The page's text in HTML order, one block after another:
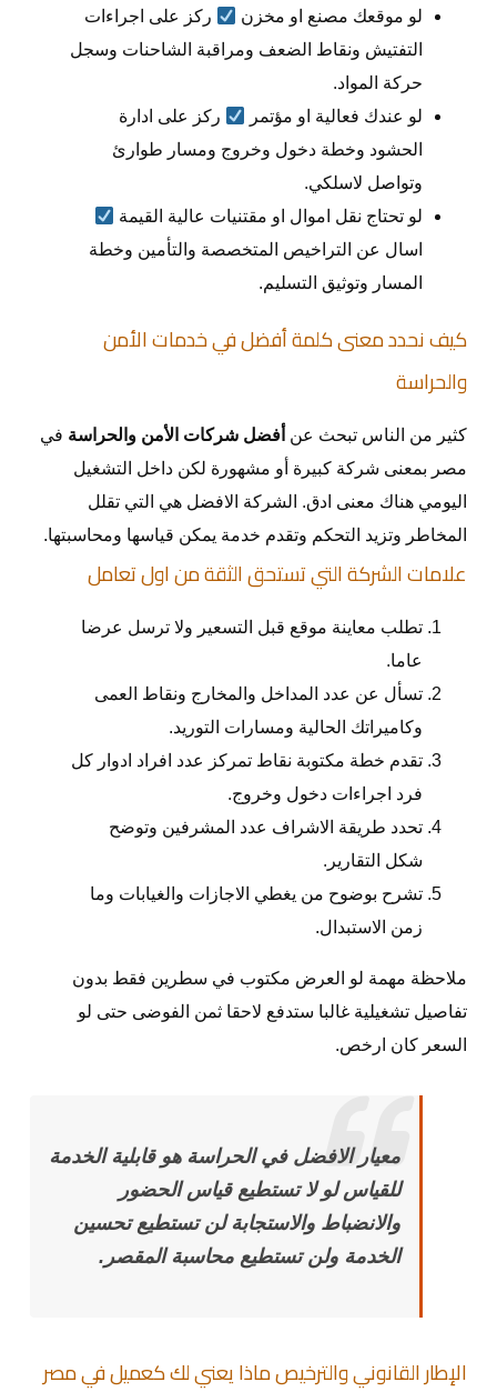
لو موقعك مصنع او مخزن
ركز على اجراءات
التفتيش ونقاط الضعف ومراقبة الشاحنات وسجل
حركة المواد.
لو عندك فعالية او مؤتمر
ركز على ادارة
الحشود وخطة دخول وخروج ومسار طوارئ
وتواصل لاسلكي.
لو تحتاج نقل اموال او مقتنيات عالية القيمة
اسال عن التراخيص المتخصصة والتأمين وخطة
المسار وتوثيق التسليم.
كيف نحدد معنى كلمة أفضل في خدمات الأمن
والحراسة
كثير من الناس تبحث عن أفضل شركات الأمن والحراسة في
مصر بمعنى شركة كبيرة أو مشهورة لكن داخل التشغيل
اليومي هناك معنى ادق. الشركة الافضل هي التي تقلل
المخاطر وتزيد التحكم وتقدم خدمة يمكن قياسها ومحاسبتها.
علامات الشركة التي تستحق الثقة من اول تعامل
تطلب معاينة موقع قبل التسعير ولا ترسل عرضا
عاما.
تسأل عن عدد المداخل والمخارج ونقاط العمى
وكاميراتك الحالية ومسارات التوريد.
تقدم خطة مكتوبة نقاط تمركز عدد افراد ادوار كل
فرد اجراءات دخول وخروج.
تحدد طريقة الاشراف عدد المشرفين وتوضح
شكل التقارير.
تشرح بوضوح من يغطي الاجازات والغيابات وما
زمن الاستبدال.
ملاحظة مهمة لو العرض مكتوب في سطرين فقط بدون
تفاصيل تشغيلية غالبا ستدفع لاحقا ثمن الفوضى حتى لو
السعر كان ارخص.
معيار الافضل في الحراسة هو قابلية الخدمة
للقياس لو لا تستطيع قياس الحضور
والانضباط والاستجابة لن تستطيع تحسين
الخدمة ولن تستطيع محاسبة المقصر.
الإطار القانوني والترخيص ماذا يعني لك كعميل في مصر